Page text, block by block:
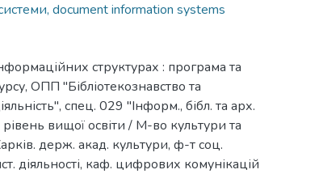
document information systems
структурах : програма та
ОПП "Бібліотекознавство та
спец. 029 "Інформ., бібл. та арх.
вищої освіти / М-во культури та
держ. акад. культури, ф-т соц.
діяльності, каф. цифрових комунікацій